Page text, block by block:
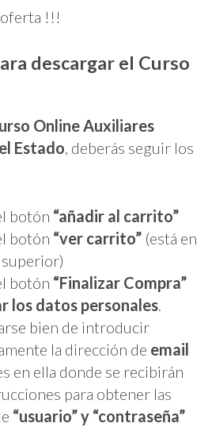
!!!
descargar el Curso
Online Auxiliares
Estado, deberás seguir los
botón “añadir al carrito”
botón “ver carrito” (está en
botón “Finalizar Compra”
los datos personales.
bien de introducir
la dirección de email
en ella donde se recibirán
para obtener las
“usuario” y “contraseña”